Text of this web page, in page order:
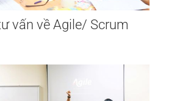
vấn về Agile/ Scrum